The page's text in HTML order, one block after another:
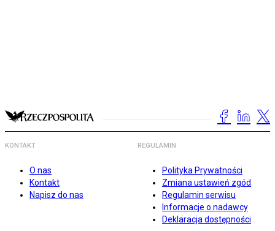
KONTAKT
O nas
Kontakt
Napisz do nas
REGULAMIN
Polityka Prywatności
Zmiana ustawień zgód
Regulamin serwisu
Informacje o nadawcy
Deklaracja dostępności